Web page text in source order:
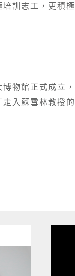
訓志工，更積
博物館正式成立
入蘇雪林教授